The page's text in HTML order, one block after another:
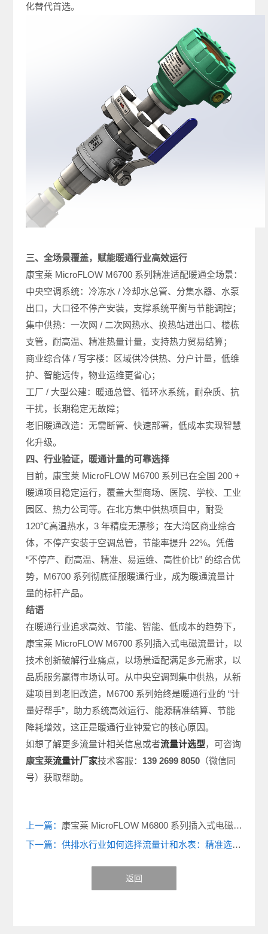
化替代首选。
三、全场景覆盖，赋能暖通行业高效运行
康宝莱 MicroFLOW M6700 系列精准适配暖通全场景：
中央空调系统：冷冻水 / 冷却水总管、分集水器、水泵
出口，大口径不停产安装，支撑系统平衡与节能调控；
集中供热：一次网 / 二次网热水、换热站进出口、楼栋
支管，耐高温、精准热量计量，支持热力贸易结算；
商业综合体 / 写字楼：区域供冷供热、分户计量，低维
护、智能远传，物业运维更省心；
工厂 / 大型公建：暖通总管、循环水系统，耐杂质、抗
干扰，长期稳定无故障；
老旧暖通改造：无需断管、快速部署，低成本实现智慧
化升级。
四、行业验证，暖通计量的可靠选择
目前，康宝莱 MicroFLOW M6700 系列已在全国 200 +
暖通项目稳定运行，覆盖大型商场、医院、学校、工业
园区、热力公司等。在北方集中供热项目中，耐受
120℃高温热水，3 年精度无漂移；在大湾区商业综合
体，不停产安装于空调总管，节能率提升 22%。凭借
“不停产、耐高温、精准、易运维、高性价比” 的综合优
势，M6700 系列彻底征服暖通行业，成为暖通流量计
量的标杆产品。
结语
在暖通行业追求高效、节能、智能、低成本的趋势下，
康宝莱 MicroFLOW M6700 系列插入式电磁流量计，以
技术创新破解行业痛点，以场景适配满足多元需求，以
品质服务赢得市场认可。从中央空调到集中供热，从新
建项目到老旧改造，M6700 系列始终是暖通行业的 “计
量好帮手”，助力系统高效运行、能源精准结算、节能
降耗增效，这正是暖通行业钟爱它的核心原因。
如想了解更多流量计相关信息或者流量计选型，可咨询
康宝莱流量计厂家技术客服： 139 2699 8050（微信同
号）获取帮助。
上一篇： 康宝莱 MicroFLOW M6800 系列插入式电磁流量计：如何成为供排水行业的新宠儿？
下一篇：供排水行业如何选择流量计和水表：精准选型 + 康宝莱智慧水务全场景解决方案
返回